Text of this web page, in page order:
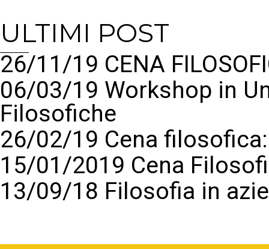
ULTIMI POST
26/11/19 CENA
06/03/19 Workshop in
Filosofiche
26/02/19 Cena filosofica:
15/01/2019 Cena
13/09/18 Filosofia in